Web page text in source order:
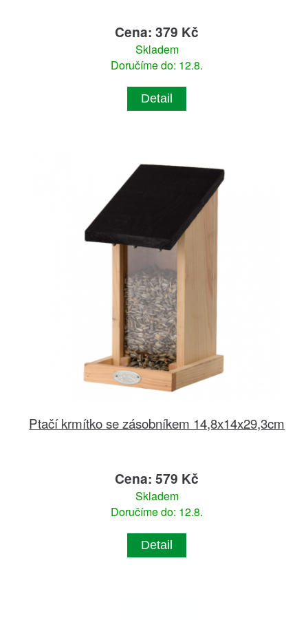
Cena: 379 Kč
Skladem
Doručíme do: 12.8.
Detail
Ptačí krmítko se zásobníkem 14,8x14x29,3cm
Cena: 579 Kč
Skladem
Doručíme do: 12.8.
Detail